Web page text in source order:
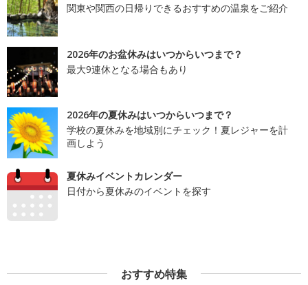
関東や関西の日帰りできるおすすめの温泉をご紹介
2026年のお盆休みはいつからいつまで？
最大9連休となる場合もあり
2026年の夏休みはいつからいつまで？
学校の夏休みを地域別にチェック！夏レジャーを計
画しよう
夏休みイベントカレンダー
日付から夏休みのイベントを探す
おすすめ特集